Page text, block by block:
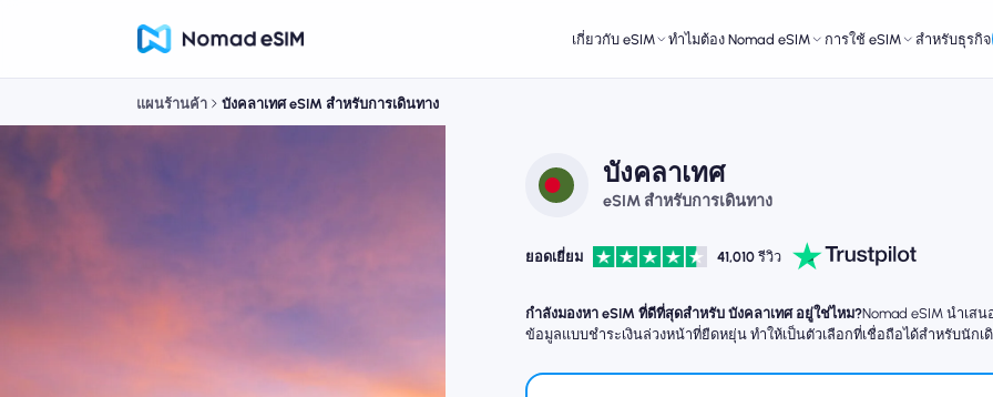
เกี่ยวกับ eSIM ทำไมต้อง Nomad eSIM การใช้ eSIM สำหรับธุรกิจ
แผนร้านค้า บังคลาเทศ eSIM สำหรับการเดินทาง
บังคลาเทศ
eSIM สำหรับการเดินทาง
ยอดเยี่ยม 41,010 รีวิว
กำลังมองหา eSIM ที่ดีที่สุดสำหรับ บังคลาเทศ อยู่ใช่ไหม?Nomad eSIM นำเส
ข้อมูลแบบชำระเงินล่วงหน้าที่ยืดหยุ่น ทำให้เป็นตัวเลือกที่เชื่อถือได้สำหรับนักเ